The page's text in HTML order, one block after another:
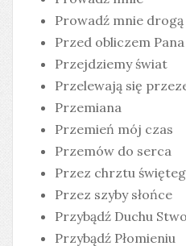
Prowadź mnie drogą
Przed obliczem Pana
Przejdziemy świat
Przelewają się
Przemiana
Przemień mój czas
Przemów do serca
Przez chrztu
Przez szyby słońce
Przybądź Duchu
Przybądź Płomieniu